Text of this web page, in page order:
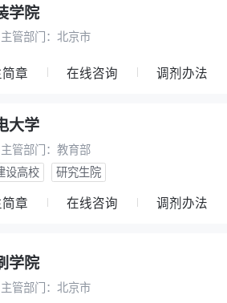
学院
主管部门： 北京市
章 在线咨询 调剂办法
大学
主管部门： 教育部
设高校
研究生院
章 在线咨询 调剂办法
学院
主管部门： 北京市